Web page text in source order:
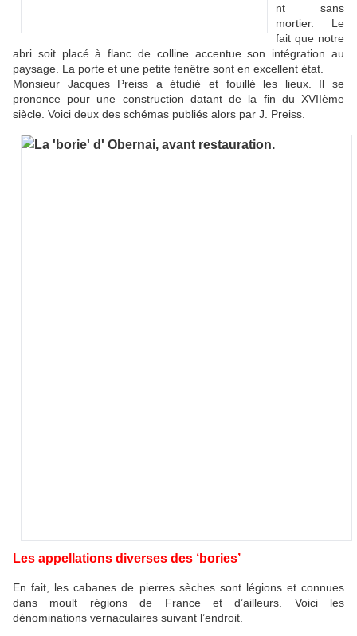
nt sans
mortier. Le
fait que notre
abri soit placé à flanc de colline accentue son intégration au
paysage. La porte et une petite fenêtre sont en excellent état.
Monsieur Jacques Preiss a étudié et fouillé les lieux. Il se
prononce pour une construction datant de la fin du XVIIème
siècle. Voici deux des schémas publiés alors par J. Preiss.
Les appellations diverses des ‘bories’
En fait, les cabanes de pierres sèches sont légions et connues
dans moult régions de France et d’ailleurs. Voici les
dénominations vernaculaires suivant l’endroit.